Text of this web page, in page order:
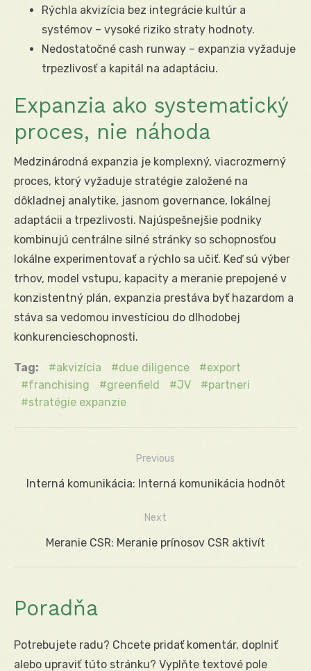
Rýchla akvizícia bez integrácie kultúr a
systémov – vysoké riziko straty hodnoty.
Nedostatočné cash runway – expanzia vyžaduje
trpezlivosť a kapitál na adaptáciu.
Expanzia ako systematický
proces, nie náhoda
Medzinárodná expanzia je komplexný, viacrozmerný
proces, ktorý vyžaduje stratégie založené na
dôkladnej analytike, jasnom governance, lokálnej
adaptácii a trpezlivosti. Najúspešnejšie podniky
kombinujú centrálne silné stránky so schopnosťou
lokálne experimentovať a rýchlo sa učiť. Keď sú výber
trhov, model vstupu, kapacity a meranie prepojené v
konzistentný plán, expanzia prestáva byť hazardom a
stáva sa vedomou investíciou do dlhodobej
konkurencieschopnosti.
Tag: akvizícia due diligence
export
franchising
greenfield JV
partneri
stratégie expanzie
Navigácia
Previous
Previous
Interná komunikácia: Interná komunikácia hodnôt
Next
Next
Meranie CSR: Meranie prínosov CSR aktivít
Poradňa
Potrebujete radu? Chcete pridať komentár, doplniť
alebo upraviť túto stránku? Vyplňte textové pole